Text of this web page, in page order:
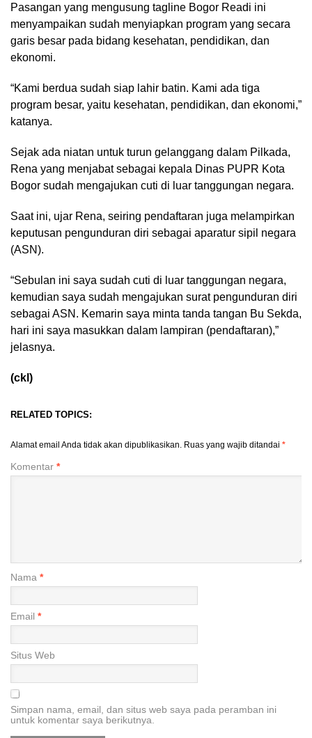
Pasangan yang mengusung tagline Bogor Readi ini
menyampaikan sudah menyiapkan program yang secara
garis besar pada bidang kesehatan, pendidikan, dan
ekonomi.
“Kami berdua sudah siap lahir batin. Kami ada tiga
program besar, yaitu kesehatan, pendidikan, dan ekonomi,”
katanya.
Sejak ada niatan untuk turun gelanggang dalam Pilkada,
Rena yang menjabat sebagai kepala Dinas PUPR Kota
Bogor sudah mengajukan cuti di luar tanggungan negara.
Saat ini, ujar Rena, seiring pendaftaran juga melampirkan
keputusan pengunduran diri sebagai aparatur sipil negara
(ASN).
“Sebulan ini saya sudah cuti di luar tanggungan negara,
kemudian saya sudah mengajukan surat pengunduran diri
sebagai ASN. Kemarin saya minta tanda tangan Bu Sekda,
hari ini saya masukkan dalam lampiran (pendaftaran),”
jelasnya.
(ckl)
RELATED TOPICS:
Alamat email Anda tidak akan dipublikasikan. Ruas yang wajib ditandai *
Komentar *
Nama *
Email *
Situs Web
Simpan nama, email, dan situs web saya pada peramban ini
untuk komentar saya berikutnya.